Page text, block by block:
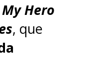
My Hero
, que